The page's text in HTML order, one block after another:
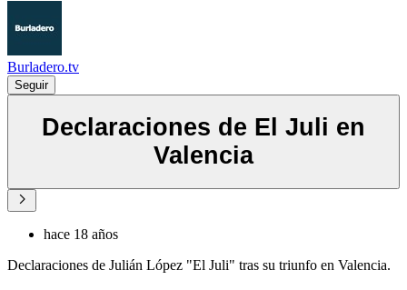
Burladero.tv
Seguir
Declaraciones de El Juli en
Valencia
hace 18 años
Declaraciones de Julián López "El Juli" tras su triunfo en Valencia.